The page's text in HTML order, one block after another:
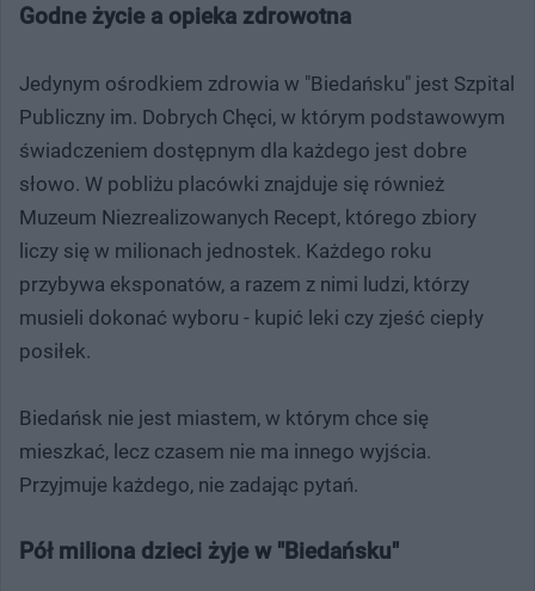
Godne życie a opieka zdrowotna
Jedynym ośrodkiem zdrowia w "Biedańsku" jest Szpital
Publiczny im. Dobrych Chęci, w którym podstawowym
świadczeniem dostępnym dla każdego jest dobre
słowo. W pobliżu placówki znajduje się również
Muzeum Niezrealizowanych Recept, którego zbiory
liczy się w milionach jednostek. Każdego roku
przybywa eksponatów, a razem z nimi ludzi, którzy
musieli dokonać wyboru - kupić leki czy zjeść ciepły
posiłek.
Biedańsk nie jest miastem, w którym chce się
mieszkać, lecz czasem nie ma innego wyjścia.
Przyjmuje każdego, nie zadając pytań.
Pół miliona dzieci żyje w "Biedańsku"